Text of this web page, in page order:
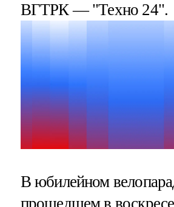
ВГТРК — "Техно 24".
В юбилейном
прошедшем в